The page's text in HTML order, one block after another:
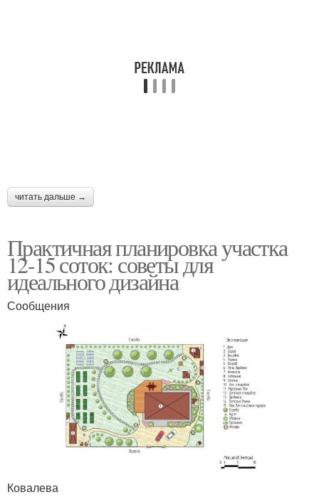
читать дальше →
Практичная планировка участка
12-15 соток: советы для
идеального дизайна
Сообщения
Ковалева